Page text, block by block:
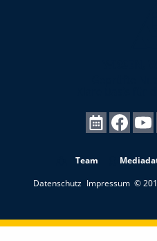
Team
Datenschutz Impressum ©